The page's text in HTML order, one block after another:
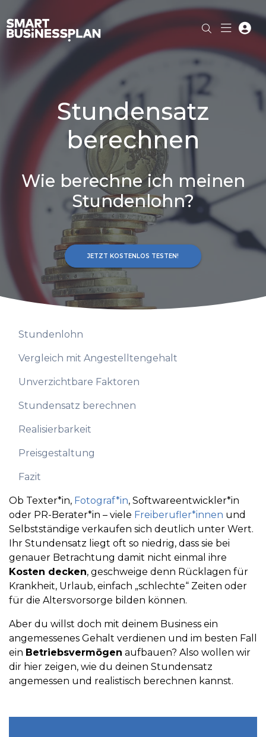
Stundensatz
berechnen
Wie berechne ich meinen
Stundenlohn?
JETZT KOSTENLOS TESTEN!
Stundenlohn
Vergleich mit Angestelltengehalt
Unverzichtbare Faktoren
Stundensatz berechnen
Realisierbarkeit
Preisgestaltung
Fazit
Ob Texter*in, Fotograf*in, Softwareentwickler*in
oder PR-Berater*in – viele Freiberufler*innen und
Selbstständige verkaufen sich deutlich unter Wert.
Ihr Stundensatz liegt oft so niedrig, dass sie bei
genauer Betrachtung damit nicht einmal ihre
Kosten decken, geschweige denn Rücklagen für
Krankheit, Urlaub, einfach „schlechte“ Zeiten oder
für die Altersvorsorge bilden können.
Aber du willst doch mit deinem Business ein
angemessenes Gehalt verdienen und im besten Fall
ein Betriebsvermögen aufbauen? Also wollen wir
dir hier zeigen, wie du deinen Stundensatz
angemessen und realistisch berechnen kannst.